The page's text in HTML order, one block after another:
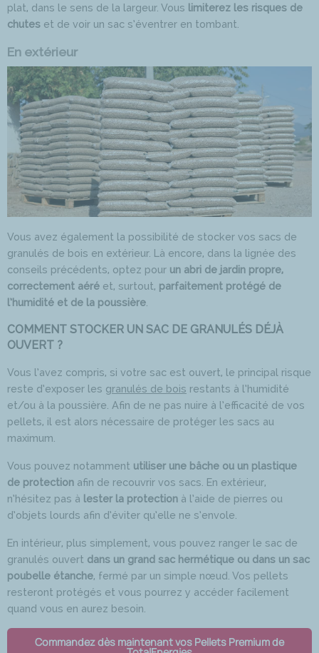
plat, dans le sens de la largeur. Vous limiterez les risques de
chutes et de voir un sac s’éventrer en tombant.
En extérieur
Vous avez également la possibilité de stocker vos sacs de
granulés de bois en extérieur. Là encore, dans la lignée des
conseils précédents, optez pour un abri de jardin propre,
correctement aéré et, surtout, parfaitement protégé de
l’humidité et de la poussière
COMMENT STOCKER UN SAC DE GRANULÉS DÉJÀ
OUVERT ?
Vous l’avez compris, si votre sac est ouvert, le principal risque
reste d’exposer les granulés de bois restants à l’humidité
et/ou à la poussière. Afin de ne pas nuire à l’efficacité de vos
pellets, il est alors nécessaire de protéger les sacs au
maximum.
Vous pouvez notamment utiliser une bâche ou un plastique
de protection afin de recouvrir vos sacs. En extérieur,
n’hésitez pas à lester la protection à l’aide de pierres ou
d’objets lourds afin d’éviter qu’elle ne s’envole.
En intérieur, plus simplement, vous pouvez ranger le sac de
granulés ouvert dans un grand sac hermétique ou dans un sac
poubelle étanche, fermé par un simple nœud. Vos pellets
resteront protégés et vous pourrez y accéder facilement
quand vous en aurez besoin.
Commandez dès maintenant vos Pellets Premium de